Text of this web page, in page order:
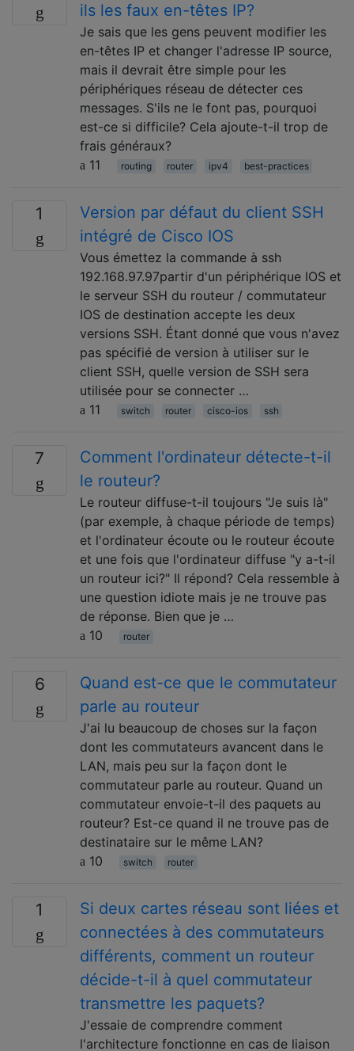
ils les faux en-têtes IP?
Je sais que les gens peuvent modifier les
en-têtes IP et changer l'adresse IP source,
mais il devrait être simple pour les
périphériques réseau de détecter ces
messages. S'ils ne le font pas, pourquoi
est-ce si difficile? Cela ajoute-t-il trop de
frais généraux?
11
routing router ipv4 best-practices
1
Version par défaut du client SSH
intégré de Cisco IOS
Vous émettez la commande à ssh
192.168.97.97partir d'un périphérique IOS et
le serveur SSH du routeur / commutateur
IOS de destination accepte les deux
versions SSH. Étant donné que vous n'avez
pas spécifié de version à utiliser sur le
client SSH, quelle version de SSH sera
utilisée pour se connecter …
11
switch router cisco-ios ssh
7
Comment l'ordinateur détecte-t-il
le routeur?
Le routeur diffuse-t-il toujours "Je suis là"
(par exemple, à chaque période de temps)
et l'ordinateur écoute ou le routeur écoute
et une fois que l'ordinateur diffuse "y a-t-il
un routeur ici?" Il répond? Cela ressemble à
une question idiote mais je ne trouve pas
de réponse. Bien que je …
10
router
6
Quand est-ce que le commutateur
parle au routeur
J'ai lu beaucoup de choses sur la façon
dont les commutateurs avancent dans le
LAN, mais peu sur la façon dont le
commutateur parle au routeur. Quand un
commutateur envoie-t-il des paquets au
routeur? Est-ce quand il ne trouve pas de
destinataire sur le même LAN?
10
switch router
1
Si deux cartes réseau sont liées et
connectées à des commutateurs
différents, comment un routeur
décide-t-il à quel commutateur
transmettre les paquets?
J'essaie de comprendre comment
l'architecture fonctionne en cas de liaison